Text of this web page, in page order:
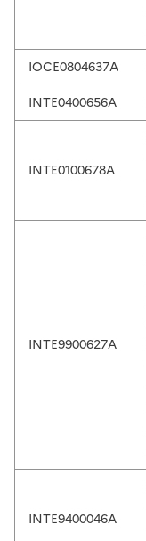
IOCE0804637A
INTE0400656A
INTE0100678A
INTE9900627A
INTE9400046A